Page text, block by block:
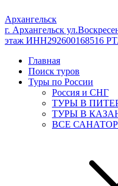
Архангельск
г. Архангельск
этаж ИНН292600168516
Главная
Поиск туров
Туры по России
Россия и СНГ
ТУРЫ В ПИТЕР
ТУРЫ В
ВСЕ